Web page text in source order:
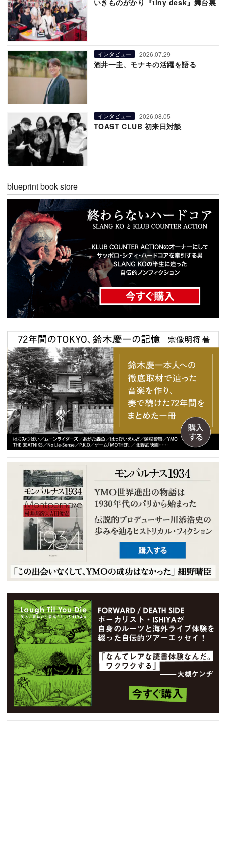
いきものがかり『tiny desk』舞台裏
インタビュー 2026.07.29
酒井一圭、モナキの活躍を語る
インタビュー 2026.08.05
TOAST CLUB 初来日対談
blueprint book store